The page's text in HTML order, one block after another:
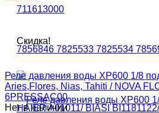
Скидка!
Реле давления воды XP600 1/8
Aries,Flores, Nias, Tahiti / NOVA
6PRESSAC00
Нет в наличии